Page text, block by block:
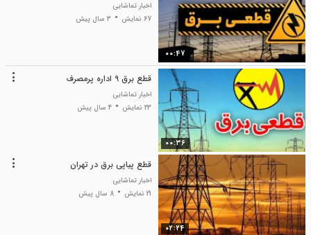
00:47
اخبار تماشایی
67 نمایش
3 سال پیش
00:36
قطع برق 9 اداره پرمصرف
اخبار تماشایی
23 نمایش
4 سال پیش
02:24
قطع پیاپی برق در تهران
اخبار تماشایی
21 نمایش
8 سال پیش